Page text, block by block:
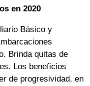
en 2020
Básico y
Brinda quitas de
Los beneficios
de progresividad, en